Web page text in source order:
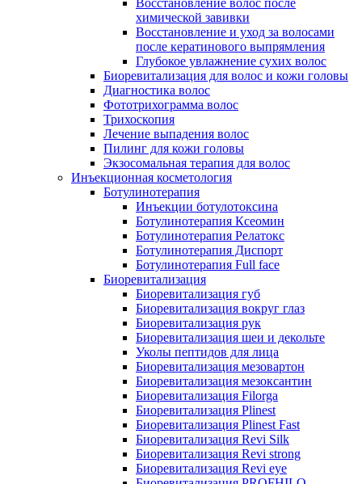
Восстановление волос после
химической завивки
Восстановление и уход за волосами
после кератинового выпрямления
Глубокое увлажнение сухих волос
Биоревитализация для волос и кожи головы
Диагностика волос
Фототрихограмма волос
Трихоскопия
Лечение выпадения волос
Пилинг для кожи головы
Экзосомальная терапия для волос
Инъекционная косметология
Ботулинотерапия
Инъекции ботулотоксина
Ботулинотерапия Ксеомин
Ботулинотерапия Релатокс
Ботулинотерапия Диспорт
Ботулинотерапия Full face
Биоревитализация
Биоревитализация губ
Биоревитализация вокруг глаз
Биоревитализация рук
Биоревитализация шеи и декольте
Уколы пептидов для лица
Биоревитализация мезовартон
Биоревитализация мезоксантин
Биоревитализация Filorga
Биоревитализация Plinest
Биоревитализация Plinest Fast
Биоревитализация Revi Silk
Биоревитализация Revi strong
Биоревитализация Revi eye